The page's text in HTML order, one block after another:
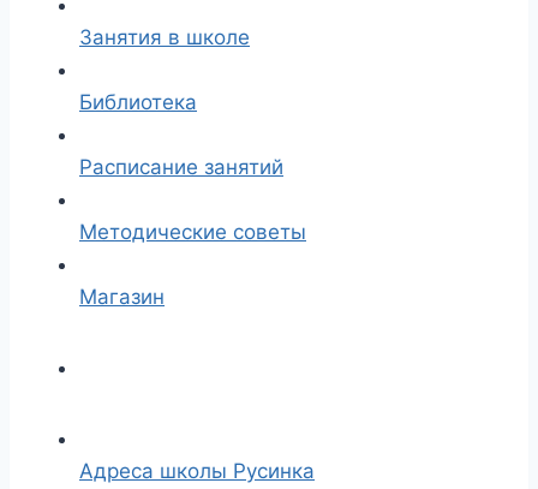
Занятия в школе
Библиотека
Расписание занятий
Методические советы
Магазин
Адреса школы Русинка